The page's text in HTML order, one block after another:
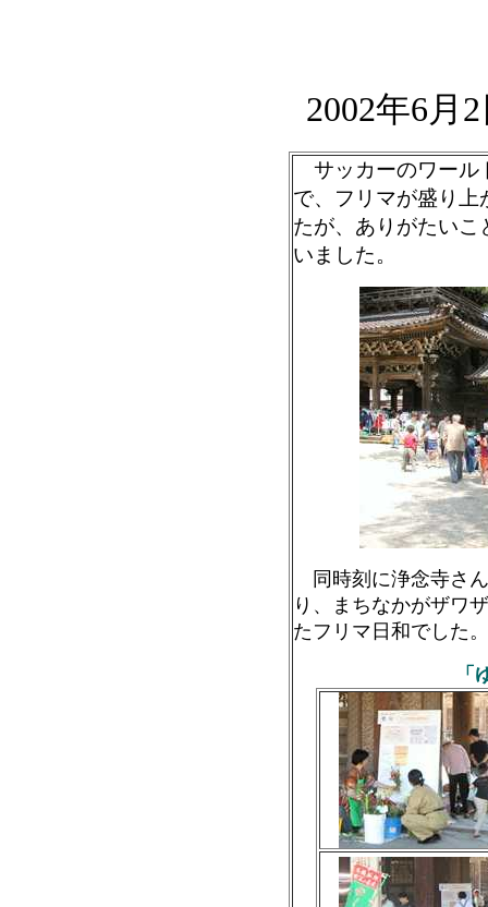
2002年6月
サッカーのワール
で、フリマが盛り
たが、ありがたい
いました。
同時刻に浄念寺さ
り、まちなかがザワ
たフリマ日和でした。